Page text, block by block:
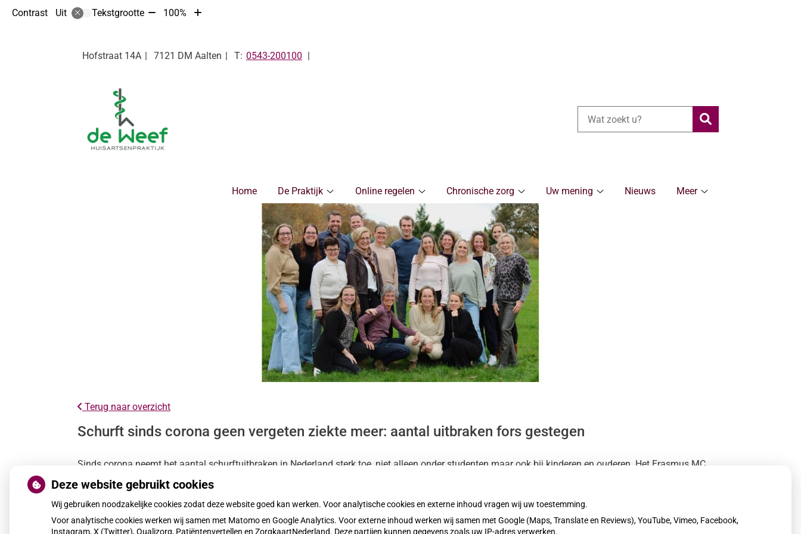
Contrast Uit Tekstgrootte Tekst
10%
100%
Tekst
10%
Hofstraat 14A 7121 DM Aalten Tel:
0543-200100
Zoeken
Home
De Praktijk
De
Praktijk
submenu
Online regelen
Online
regelen
submenu
Chronische zorg
Chronische
zorg
submenu
Uw mening
Nieuws
Meer
Terug naar overzicht
Schurft sinds corona geen vergeten ziekte meer: aantal uitbraken fors gestegen
Sinds corona neemt het aantal schurftuitbraken in Nederland sterk toe, niet alleen onder studenten maar ook bij kinderen en ouderen. Het Erasmus MC
onderzoekt oorzaken en nieuwe manieren om schurft sneller op te sporen, zoals zelftests en betere diagnostiek, om verdere verspreiding te voorkomen.
Lees het hele artikel op: Nationale zorggids
Publicatiedatum:30-01-2026
Deze website gebruikt cookies
Wij gebruiken noodzakelijke cookies zodat deze website goed kan werken. Voor analytische cookies en externe inhoud vragen wij uw toestemming.
Voor analytische cookies werken wij samen met Matomo en Google Analytics. Voor externe inhoud werken wij samen met Google (Maps, Translate en Reviews), YouTube, Vimeo, Facebook,
Instagram, X (Twitter), Qualizorg, Patiëntenvertellen en ZorgkaartNederland. Deze partijen kunnen gegevens zoals uw IP-adres verwerken.